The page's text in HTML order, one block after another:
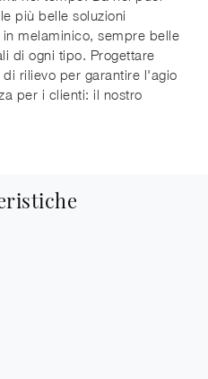
più belle soluzioni
melaminico, sempre belle
di ogni tipo. Progettare
rilievo per garantire l'agio
per i clienti: il nostro